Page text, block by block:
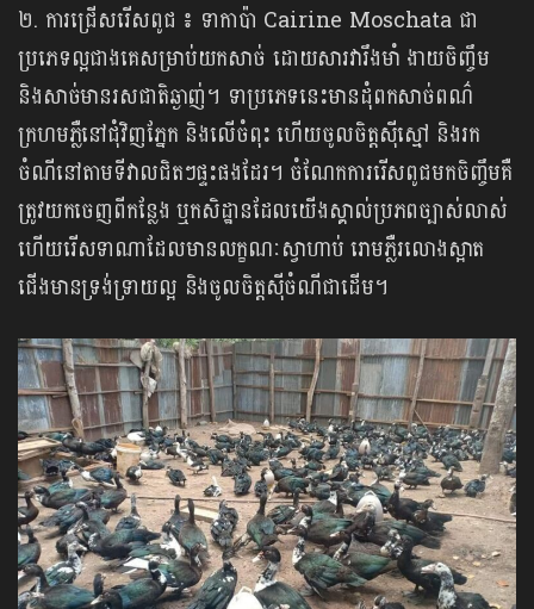
២. ការជ្រើសរើសពូជ ៖ ទាកាប៉ា Cairine Moschata ជា
ប្រភេទល្អជាងគេសម្រាប់យកសាច់ ដោយសារវារឹងមាំ ងាយចិញ្ចឹម
និងសាច់មានរសជាតិឆ្ងាញ់។ ទាប្រភេទនេះមានដុំពកសាច់ពណ៌
ក្រហមភ្លឺនៅជុំវិញភ្នែក និងលើចំពុះ ហើយចូលចិត្តស៊ីស្មៅ និងរក
ចំណីនៅតាមទីវាលជិតៗផ្ទះផងដែរ។ ចំណែកការរើសពូជមកចិញ្ចឹមគឺ
ត្រូវយកចេញពីកន្លែង ឬកសិដ្ឋានដែលយើងស្គាល់ប្រភពច្បាស់លាស់
ហើយរើសទាណាដែលមានលក្ខណៈស្វាហាប់ រោមភ្លឺរលោងស្អាត
ជើងមានទ្រង់ទ្រាយល្អ និងចូលចិត្តស៊ីចំណីជាដើម។